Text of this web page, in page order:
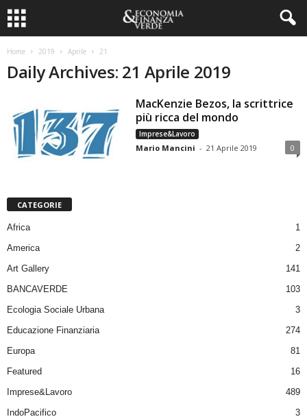
Home 2019 Aprile 21
Daily Archives: 21 Aprile 2019
MacKenzie Bezos, la scrittrice
più ricca del mondo
Imprese&Lavoro
Mario Mancini - 21 Aprile 2019 0
CATEGORIE
Africa
1
America
2
Art Gallery
141
BANCAVERDE
103
Ecologia Sociale Urbana
3
Educazione Finanziaria
274
Europa
81
Featured
16
Imprese&Lavoro
489
IndoPacifico
3